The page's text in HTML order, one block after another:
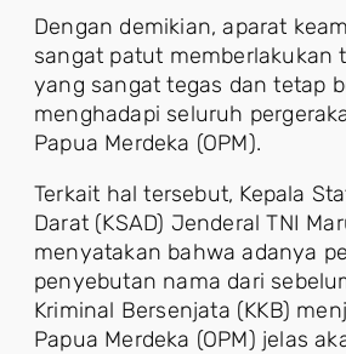
Dengan demikian, aparat
sangat patut memberlakukan
yang sangat tegas dan tetap
menghadapi seluruh
Papua Merdeka (OPM).
Terkait hal tersebut, Kepala
Darat (KSAD) Jenderal TNI
menyatakan bahwa adanya
penyebutan nama dari
Kriminal Bersenjata (KKB)
Papua Merdeka (OPM) jelas